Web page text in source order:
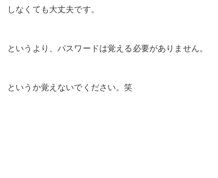
しなくても大丈夫です。
というより、パスワードは覚える必要がありません。
というか覚えないでください。笑